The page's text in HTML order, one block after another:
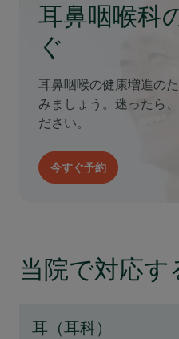
耳鼻咽喉科
ぐ
耳鼻咽喉の健康増進の
みましょう。迷ったら
ださい。
今すぐ予約
当院で対応す
耳（耳科）